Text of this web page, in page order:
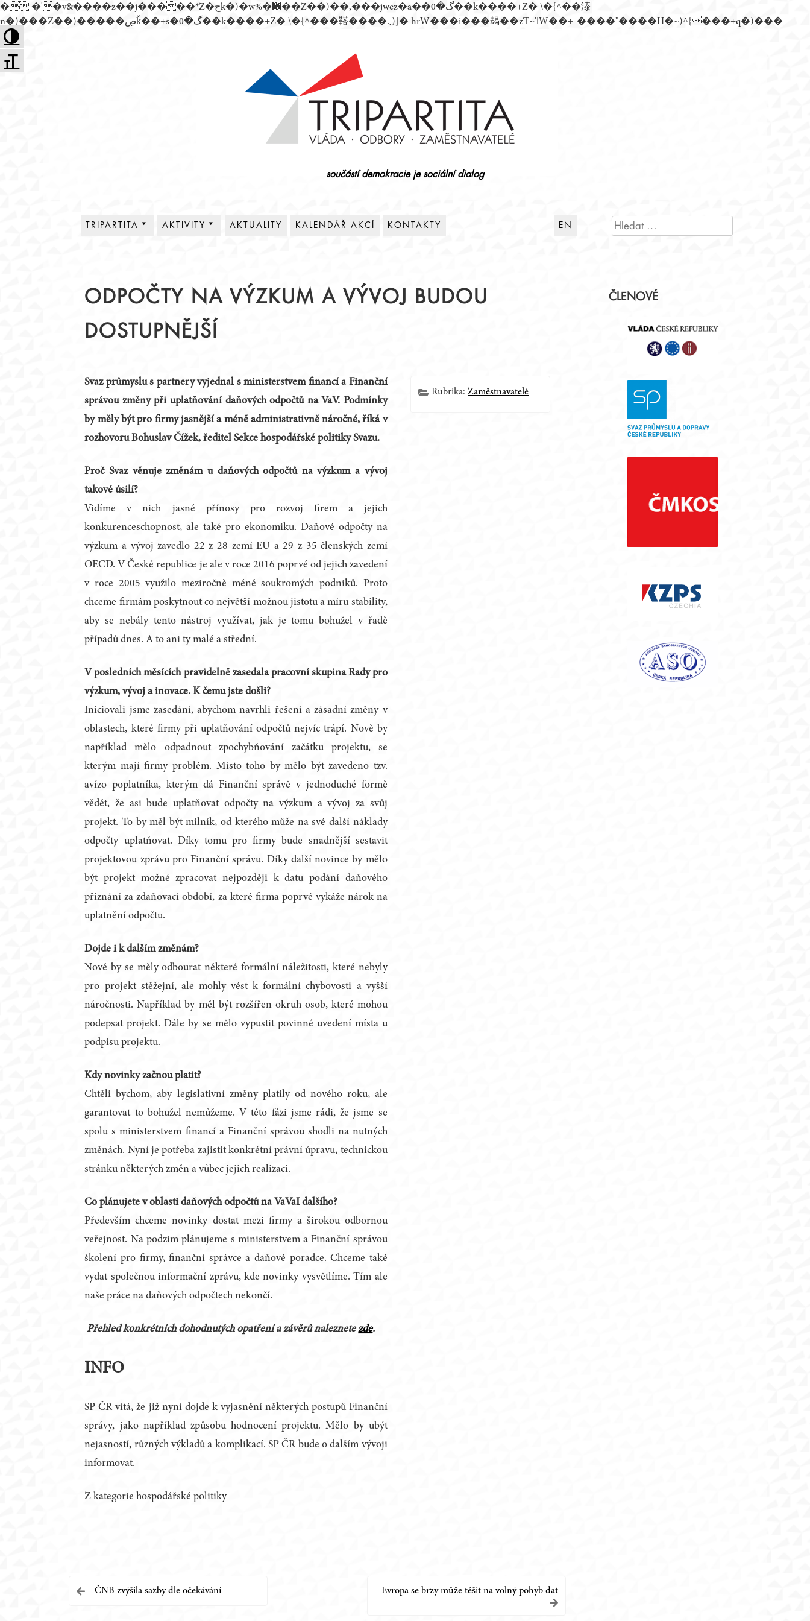
Toggle High Contrast
Toggle Font size
� �'�v&����z��j�����*Z�حk�)�w%�׬��Z��)��,���jwez�a��گ�0��k����+Z� \�{^��溙
n�)���Z��)�����ڝǩ��+s�گ�0��k����+Z� \�{^���鞳����܆)]� hrW���i���朅��zƬ~'ߊW��+-����"����H�~)^{���+q�)���
Přejít
k
obsahu
součástí demokracie je sociální dialog
TRIPARTITA
JEDNACÍ ŘÁD
AKTIVITY
PRACOVNÍ TÝMY
KRAJSKÉ RADY
AKTUALITY KALENDÁŘ AKCÍ KONTAKTY EN VYHLEDÁVÁNÍ
ODPOČTY NA VÝZKUM A VÝVOJ BUDOU
DOSTUPNĚJŠÍ
Svaz průmyslu s partnery vyjednal s ministerstvem financí a Finanční
správou změny při uplatňování daňových odpočtů na VaV. Podmínky
by měly být pro firmy jasnější a méně administrativně náročné, říká v
rozhovoru Bohuslav Čížek, ředitel Sekce hospodářské politiky Svazu.
Proč Svaz věnuje změnám u daňových odpočtů na výzkum a vývoj
takové úsilí?
Vidíme v nich jasné přínosy pro rozvoj firem a jejich
konkurenceschopnost, ale také pro ekonomiku. Daňové odpočty na
výzkum a vývoj zavedlo 22 z 28 zemí EU a 29 z 35 členských zemí
OECD. V České republice je ale v roce 2016 poprvé od jejich zavedení
v roce 2005 využilo meziročně méně soukromých podniků. Proto
chceme firmám poskytnout co největší možnou jistotu a míru stability,
aby se nebály tento nástroj využívat, jak je tomu bohužel v řadě
případů dnes. A to ani ty malé a střední.
V posledních měsících pravidelně zasedala pracovní skupina Rady pro
výzkum, vývoj a inovace. K čemu jste došli?
Iniciovali jsme zasedání, abychom navrhli řešení a zásadní změny v
oblastech, které firmy při uplatňování odpočtů nejvíc trápí. Nově by
například mělo odpadnout zpochybňování začátku projektu, se
kterým mají firmy problém. Místo toho by mělo být zavedeno tzv.
avízo poplatníka, kterým dá Finanční správě v jednoduché formě
vědět, že asi bude uplatňovat odpočty na výzkum a vývoj za svůj
projekt. To by měl být milník, od kterého může na své další náklady
odpočty uplatňovat. Díky tomu pro firmy bude snadnější sestavit
projektovou zprávu pro Finanční správu. Díky další novince by mělo
být projekt možné zpracovat nejpozději k datu podání daňového
přiznání za zdaňovací období, za které firma poprvé vykáže nárok na
uplatnění odpočtu.
Dojde i k dalším změnám?
Nově by se měly odbourat některé formální náležitosti, které nebyly
pro projekt stěžejní, ale mohly vést k formální chybovosti a vyšší
náročnosti. Například by měl být rozšířen okruh osob, které mohou
podepsat projekt. Dále by se mělo vypustit povinné uvedení místa u
podpisu projektu.
Kdy novinky začnou platit?
Chtěli bychom, aby legislativní změny platily od nového roku, ale
garantovat to bohužel nemůžeme. V této fázi jsme rádi, že jsme se
spolu s ministerstvem financí a Finanční správou shodli na nutných
změnách. Nyní je potřeba zajistit konkrétní právní úpravu, technickou
stránku některých změn a vůbec jejich realizaci.
Co plánujete v oblasti daňových odpočtů na VaVaI dalšího?
Především chceme novinky dostat mezi firmy a širokou odbornou
veřejnost. Na podzim plánujeme s ministerstvem a Finanční správou
školení pro firmy, finanční správce a daňové poradce. Chceme také
vydat společnou informační zprávu, kde novinky vysvětlíme. Tím ale
naše práce na daňových odpočtech nekončí.
Přehled konkrétních dohodnutých opatření a závěrů naleznetezde.
INFO
SP ČR vítá, že již nyní dojde k vyjasnění některých postupů Finanční
správy, jako například způsobu hodnocení projektu. Mělo by ubýt
nejasností, různých výkladů a komplikací. SP ČR bude o dalším vývoji
informovat.
Z kategorie hospodářské politiky
Rubrika:Zaměstnavatelé
Navigace
ČNB zvýšila sazby dle očekávání Evropa se brzy může těšit na volný pohyb dat
ČLENOVÉ